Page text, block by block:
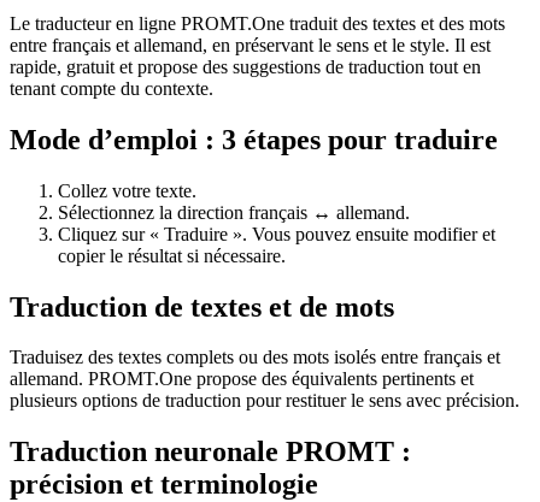
Le traducteur en ligne PROMT.One traduit des textes et des mots
entre français et allemand, en préservant le sens et le style. Il est
rapide, gratuit et propose des suggestions de traduction tout en
tenant compte du contexte.
Mode d’emploi : 3 étapes pour traduire
Collez votre texte.
Sélectionnez la direction français ↔ allemand.
Cliquez sur « Traduire ». Vous pouvez ensuite modifier et
copier le résultat si nécessaire.
Traduction de textes et de mots
Traduisez des textes complets ou des mots isolés entre français et
allemand. PROMT.One propose des équivalents pertinents et
plusieurs options de traduction pour restituer le sens avec précision.
Traduction neuronale PROMT :
précision et terminologie